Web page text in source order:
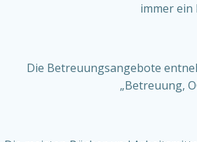
immer ein
Die Betreuungsangebote
„Betreuung,